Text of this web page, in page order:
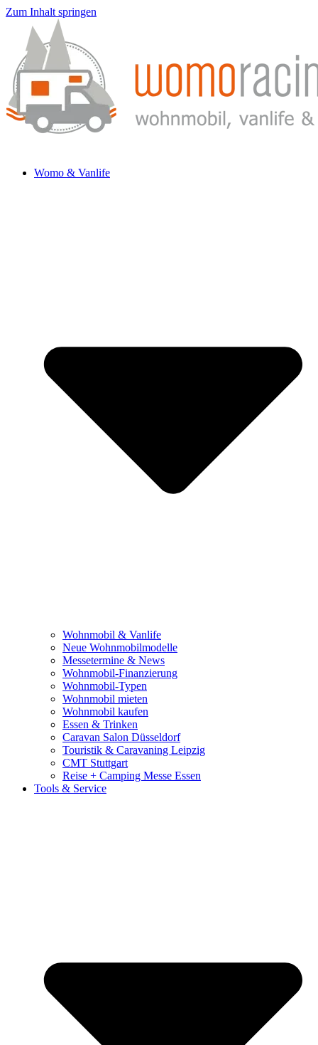
Zum Inhalt springen
Womo & Vanlife
Wohnmobil & Vanlife
Neue Wohnmobilmodelle
Messetermine & News
Wohnmobil-Finanzierung
Wohnmobil-Typen
Wohnmobil mieten
Wohnmobil kaufen
Essen & Trinken
Caravan Salon Düsseldorf
Touristik & Caravaning Leipzig
CMT Stuttgart
Reise + Camping Messe Essen
Tools & Service